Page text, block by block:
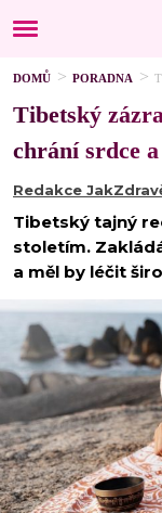
DOMŮ PORADNA
Tibetský
chrání srdce
Redakce
Tibetský tajný
stoletím.
a měl by léčit